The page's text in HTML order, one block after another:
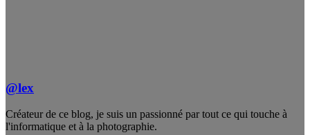
@lex
Créateur de ce blog, je suis un passionné par tout ce qui touche à
l'informatique et à la photographie.